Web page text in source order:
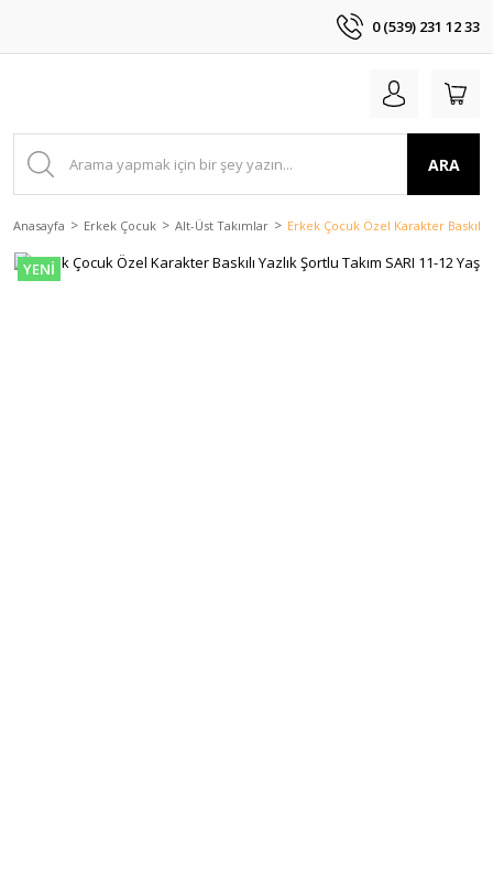
0 (539) 231 12 33
ARA
Anasayfa Erkek Çocuk Alt-Üst Takımlar Erkek Çocuk Özel Karakter Baskılı
YENİ